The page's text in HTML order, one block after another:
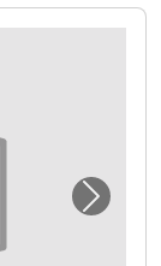
un local de